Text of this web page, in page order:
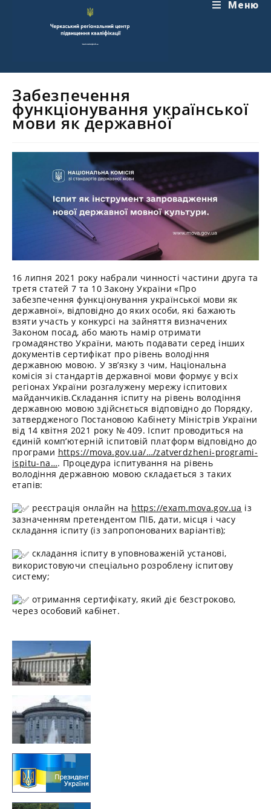
Меню
Забезпечення
функціонування української
мови як державної
16 липня 2021 року набрали чинності частини друга та
третя статей 7 та 10 Закону України «Про
забезпечення функціонування української мови як
державної», відповідно до яких особи, які бажають
взяти участь у конкурсі на зайняття визначених
Законом посад, або мають намір отримати
громадянство України, мають подавати серед інших
документів сертифікат про рівень володіння
державною мовою. У зв’язку з чим, Національна
комісія зі стандартів державної мови формує у всіх
регіонах України розгалужену мережу іспитових
майданчиків.Складання іспиту на рівень володіння
державною мовою здійснється відповідно до Порядку,
затвердженого Постановою Кабінету Міністрів України
від 14 квітня 2021 року № 409. Іспит проводиться на
єдиній комп’ютерній іспитовій платформ відповідно до
програми https://mova.gov.ua/…/zatverdzheni-programi-
ispitu-na…. Процедура іспитування на рівень
володіння державною мовою складається з таких
етапів:
реєстрація онлайн на https://exam.mova.gov.ua із
зазначенням претендентом ПІБ, дати, місця і часу
складання іспиту (із запропонованих варіантів);
складання іспиту в уповноваженій установі,
використовуючи спеціально розроблену іспитову
систему;
отримання сертифікату, який діє безстроково,
через особовий кабінет.